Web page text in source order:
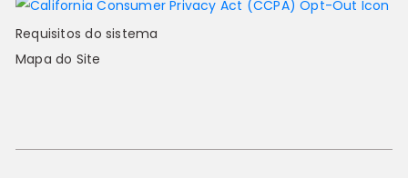
Requisitos do sistema
Mapa do Site